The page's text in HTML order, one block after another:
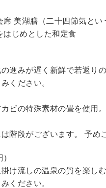
美湖膳（二十四節気とい
はじめとした和定食
進みが遅く新鮮で若返り
ください。
ビの特殊素材の畳を使用
階段がございます。 予め
け流しの温泉の質を楽し
ください。